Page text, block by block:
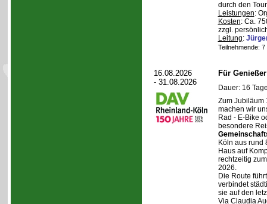
durch den
Leistungen:
Kosten: Ca.
zzgl.
Leitung:
Teilnehmende:
16.08.2026
- 31.08.2026
Für
Dauer: 16
Zum Jubiläum
machen wir
Rad - E-Bike
besondere
Köln aus rund
Haus auf
rechtzeitig
2026.
Die Route
verbindet
sie auf den
Via Claudia